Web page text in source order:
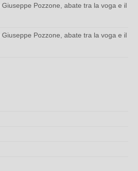
Giuseppe Pozzone, abate tra la voga e il
Giuseppe Pozzone, abate tra la voga e il